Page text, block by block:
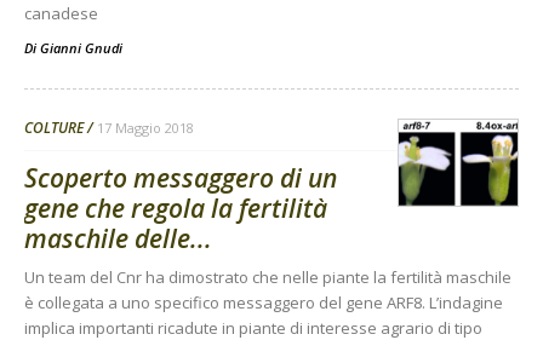
canadese
Di Gianni Gnudi
COLTURE 17 Maggio 2018
Scoperto messaggero di un
gene che regola la fertilità
maschile delle...
Un team del Cnr ha dimostrato che nelle piante la fertilità maschile
è collegata a uno specifico messaggero del gene ARF8. L’indagine
implica importanti ricadute in piante di interesse agrario di tipo